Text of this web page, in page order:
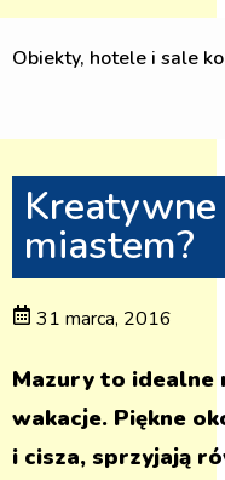
Obiekty, hotele i sale
miastem?
31 marca, 2016
Mazury to idealne
wakacje. Piękne
i cisza, sprzyjają